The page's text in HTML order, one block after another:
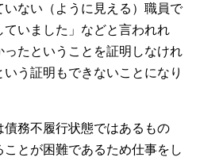
ない（ように見える）職員で
ていました」などと言われれ
たということを証明しなけれ
う証明もできないことになり
務不履行状態ではあるもの
とが困難であるため仕事をし